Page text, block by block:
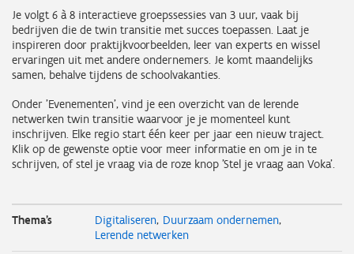
Je volgt 6 à 8 interactieve groepssessies van 3 uur, vaak bij
bedrijven die de twin transitie met succes toepassen. Laat je
inspireren door praktijkvoorbeelden, leer van experts en wissel
ervaringen uit met andere ondernemers. Je komt maandelijks
samen, behalve tijdens de schoolvakanties.
Onder 'Evenementen', vind je een overzicht van de lerende
netwerken twin transitie waarvoor je je momenteel kunt
inschrijven. Elke regio start één keer per jaar een nieuw traject.
Klik op de gewenste optie voor meer informatie en om je in te
schrijven, of stel je vraag via de roze knop 'Stel je vraag aan Voka'.
Thema's Digitaliseren Duurzaam ondernemen
Lerende netwerken